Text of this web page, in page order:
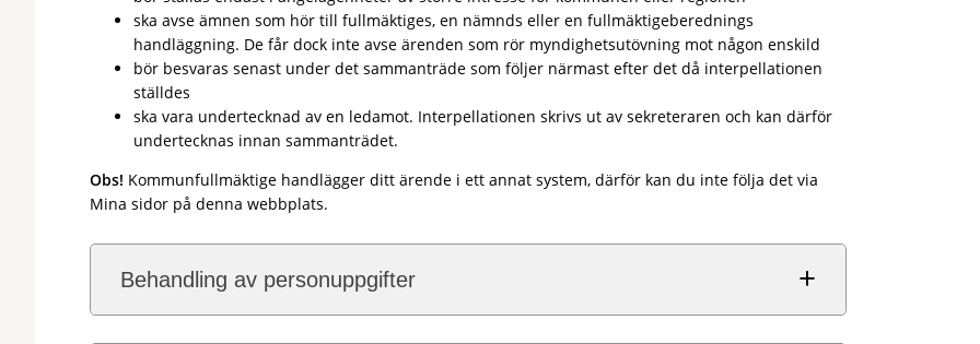
ska avse ämnen som hör till fullmäktiges, en nämnds eller en fullmäktigeberednings
handläggning. De får dock inte avse ärenden som rör myndighetsutövning mot någon enskild
bör besvaras senast under det sammanträde som följer närmast efter det då interpellationen
ställdes
ska vara undertecknad av en ledamot. Interpellationen skrivs ut av sekreteraren och kan därför
undertecknas innan sammanträdet.
Obs! Kommunfullmäktige handlägger ditt ärende i ett annat system, därför kan du inte följa det via
Mina sidor på denna webbplats.
Behandling av personuppgifter